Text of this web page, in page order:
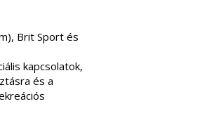
Brit Sport és
kapcsolatok,
és a